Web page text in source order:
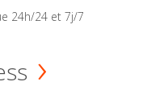
24h/24 et 7j/7